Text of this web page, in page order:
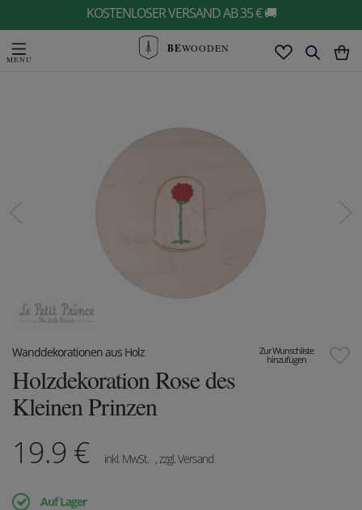
KOSTENLOSER VERSAND AB 35 € 🚚
BEWOODEN
Zur Wunschliste
hinzufügen
Wanddekorationen aus Holz
Holzdekoration Rose des
Kleinen Prinzen
19.9 € inkl. MwSt. , zzgl. Versand
Auf Lager